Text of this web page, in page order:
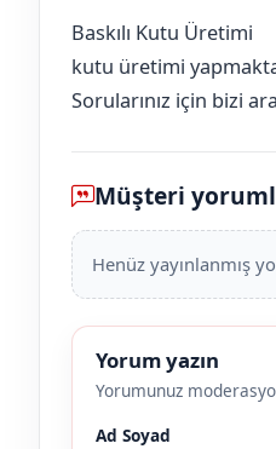
Baskılı Kutu Üretimi
kutu üretimi
Sorularınız için bizi
Müşteri
Henüz yayınlanmış
Yorum yazın
Yorumunuz
Ad Soyad